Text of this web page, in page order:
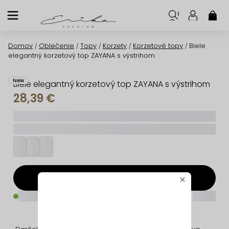
na
Domov / Oblečenie / Topy / Korzety / Korzetové topy / Biele
elegantný korzetový top ZAYANA s výstrihom
Biele elegantný korzetový top ZAYANA s výstrihom
New
28,39 €
×